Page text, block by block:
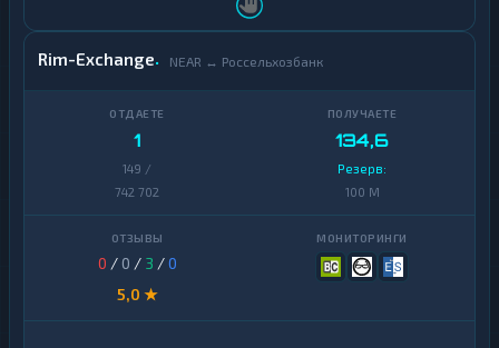
Rim-Exchange NEAR ↔ Россельхозбанк
1
149 /
742 702
134,6
Резерв:
100 M
0 / 0 / 3 /0
5,0 ★